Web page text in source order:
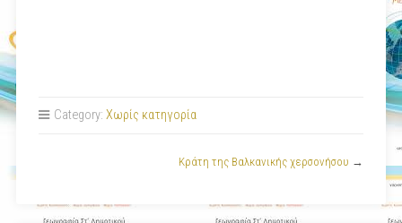
Category: Χωρίς κατηγορία
Κράτη της Βαλκανικής χερσονήσου →